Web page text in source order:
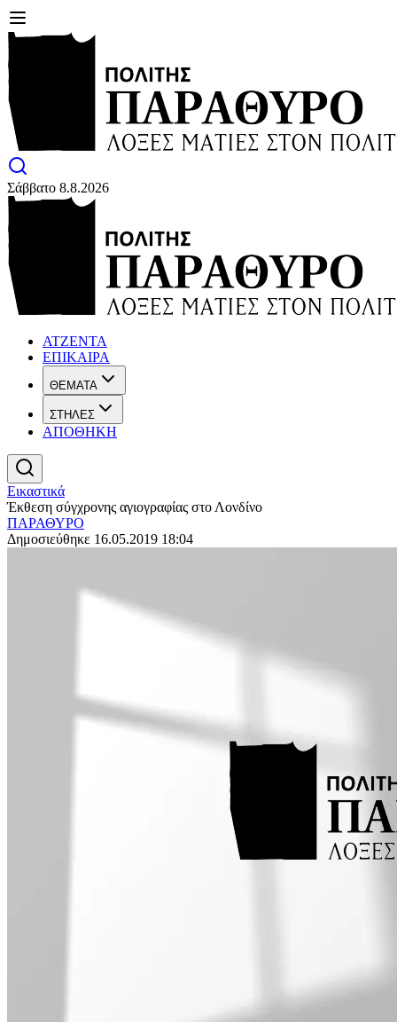
Σάββατο 8.8.2026
ΑΤΖΕΝΤΑ
ΕΠΙΚΑΙΡΑ
ΘΕΜΑΤΑ
ΣΤΗΛΕΣ
ΑΠΟΘΗΚΗ
Εικαστικά
Έκθεση σύγχρονης αγιογραφίας στο Λονδίνο
ΠΑΡΑΘΥΡΟ
Δημοσιεύθηκε 16.05.2019 18:04